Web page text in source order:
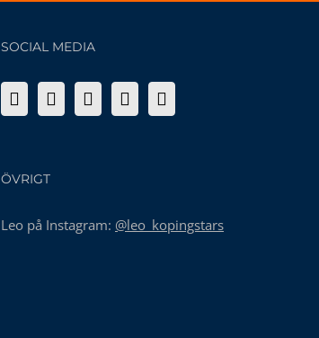
SOCIAL MEDIA
ÖVRIGT
Leo på Instagram: @leo_kopingstars